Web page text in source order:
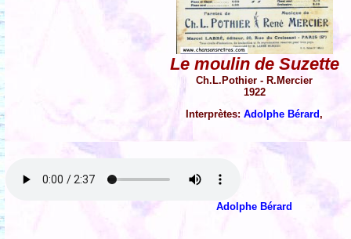
Le moulin de Suzette
Ch.L.Pothier - R.Mercier
1922
Interprètes:Adolphe Bérard,
Adolphe Bérard